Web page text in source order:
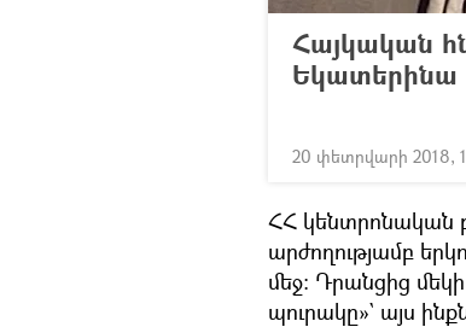
Հայկական
Եկատերինա
20 փետրվարի 2018,
ՀՀ կենտրոնական
արժողությամբ
մեջ։ Դրանցից
պուրակը»` այս